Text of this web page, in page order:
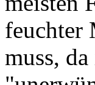
feuchter
muss,